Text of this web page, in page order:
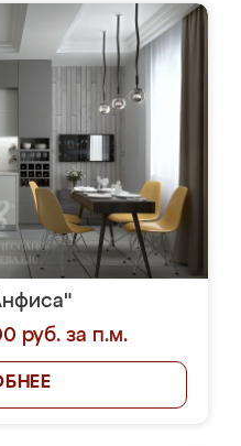
руб. за п.м.